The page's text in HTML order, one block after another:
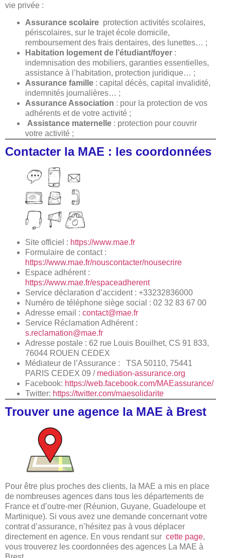
vie privée :
Assurance scolaire protection activités scolaires,
périscolaires, sur le trajet école domicile,
remboursement des frais dentaires, des lunettes… ;
Habitation logement de l’étudiant/foyer :
indemnisation des mobiliers, garanties essentielles,
assistance à l’habitation, protection juridique… ;
Assurance famille : capital décès, capital invalidité,
indemnités journalières… ;
Assurance Association : pour la protection de vos
adhérents et de votre activité ;
Assistance maternelle : protection pour couvrir
votre activité ;
Contacter la MAE : les coordonnées
Site officiel : https://www.mae.fr
Formulaire de contact :
https://www.mae.fr/nouscontacter/nousecrire
Espace adhérent :
https://www.mae.fr/espaceadherent
Service déclaration d’accident : +33232836000
Numéro de téléphone siège social : 02 32 83 67 00
Adresse email : contact@mae.fr
Service Réclamation Adhérent :
s.reclamation@mae.fr
Adresse postale : 62 rue Louis Bouilhet, CS 91 833,
76044 ROUEN CEDEX
Médiateur de l’Assurance :
TSA 50110, 75441
PARIS CEDEX 09 / mediation-assurance.org
Facebook: https://web.facebook.com/MAEassurance/
Twitter: https://twitter.com/maesolidarite
Trouver une agence la MAE à Brest
Pour être plus proches des clients, la MAE a mis en place
de nombreuses agences dans tous les départements de
France et d’outre-mer (Réunion, Guyane, Guadeloupe et
Martinique). Si vous avez une demande concernant votre
contrat d’assurance, n’hésitez pas à vous déplacer
directement en agence. En vous rendant sur cette page,
vous trouverez les coordonnées des agences La MAE à